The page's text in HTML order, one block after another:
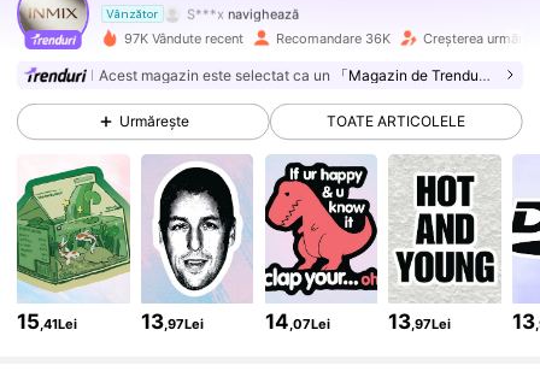
Vânzător S***x navighează
4,95
6.2K Urmăritori
6.2K Urmăritori
4,95 6.2K Urmăritori
4,95 6.2K Urmăritori
97K Vândute recent Recomandare 36K Creșterea
Acest magazin este selectat ca un 「Magazin de Trenduri」
Urmărește TOATE ARTICOLELE
15,41Lei 13,97Lei 14,07Lei 13,97Lei 13